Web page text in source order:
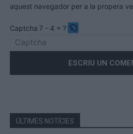
aquest navegador per a la propera
Captcha 7 - 4 = ?
the
the
CAPTCHA
ÚLTIMES NOTÍCIES